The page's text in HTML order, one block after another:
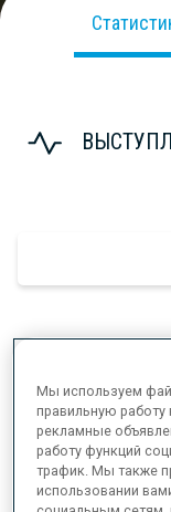
ЛЫЖНЫЙ ХОД -
СТРЕЛЬБА ЛЕЖА
Мы используем
правильную работу
рекламные
работу функций
трафик. Мы также
использовании